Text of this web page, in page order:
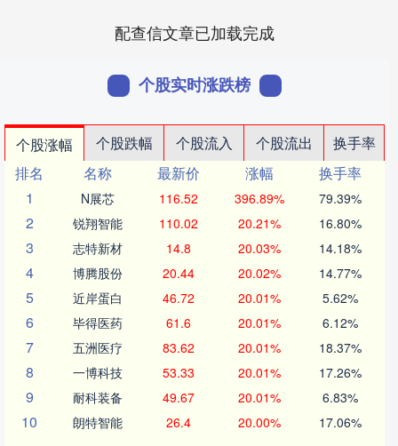
配查信文章已加载完成
个股实时涨跌榜
个股涨幅 个股跌幅 个股流入 个股流出
换手率
排名
名称 最新价 涨幅
换手率
1
N展芯 116.52 396.89% 79.39%
2 锐翔智能 110.02 20.21% 16.80%
3 志特新材 14.8 20.03% 14.18%
4 博腾股份 20.44 20.02% 14.77%
5 近岸蛋白 46.72 20.01% 5.62%
6 毕得医药 61.6 20.01% 6.12%
7 五洲医疗 83.62 20.01% 18.37%
8 一博科技 53.33 20.01% 17.26%
9 耐科装备 49.67 20.01% 6.83%
10 朗特智能 26.4 20.00% 17.06%